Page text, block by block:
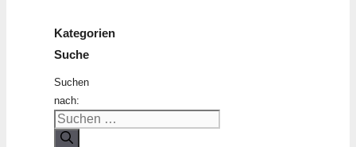
Kategorien
Suche
Suchen
nach: